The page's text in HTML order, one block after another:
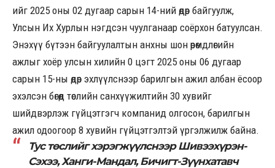
ийг 2025 оны 02 дугаар сарын 14-ний өдөр байгуулж,
Улсын Их Хурлын нэгдсэн чуулганаар соёрхон батуулсан.
Энэхүү бүтээн байгуулалтын анхны шон өрөмдлөгийн
ажлыг хоёр улсын хилийн 0 цэгт 2025 оны 06 дугаар
сарын 15-ны өдөр эхлүүлснээр барилгын ажил албан ёсоор
эхэлсэн бөгөөд төслийн санхүүжилтийн 30 хувийг
шийдвэрлэж гүйцэтгэгч компанид олгосон, барилгын
ажил одоогоор 8 хувийн гүйцэтгэлтэй үргэлжилж байна.
Тус төслийг хэрэгжүүлснээр Шивээхүрэн-
Сэхээ, Ханги-Мандал, Бичигт-Зүүнхатавч